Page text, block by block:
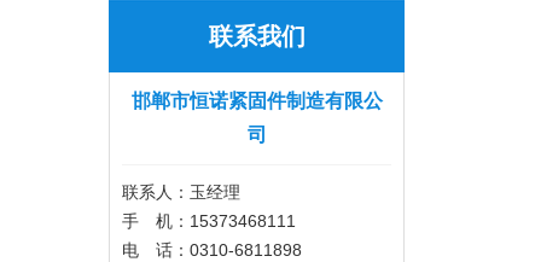
联系我们
邯郸市恒诺紧固件制造有限公
司
联系人：玉经理‬
手 机：15373468111
电 话：0310-6811898